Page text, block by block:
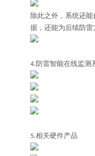
除此之外，系统还
据，还能为后续防
4.防雷智能在线监测
5.相关硬件产品